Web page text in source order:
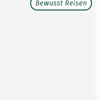
Bewusst Reisen